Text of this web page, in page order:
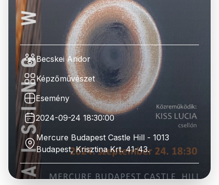
Becskei Andor
Képzőművészet
Esemény
2024-09-24 18:30:00
Mercure Budapest Castle Hill - 1013
Budapest, Krisztina Krt. 41-43.